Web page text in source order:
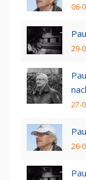
06-
29-
27-
26-